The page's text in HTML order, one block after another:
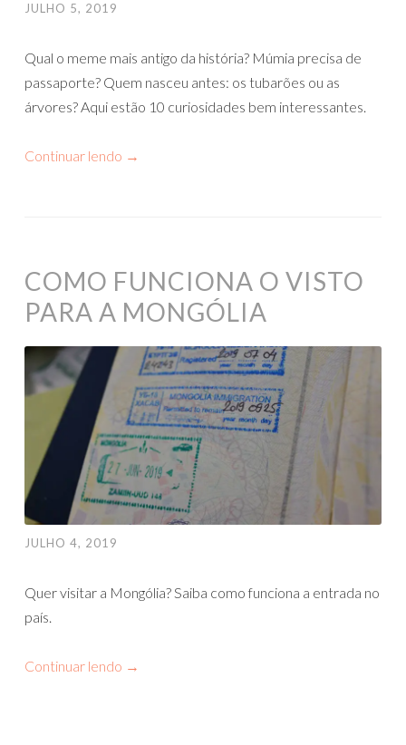
JULHO 5, 2019
Qual o meme mais antigo da história? Múmia precisa de
passaporte? Quem nasceu antes: os tubarões ou as
árvores? Aqui estão 10 curiosidades bem interessantes.
Continuar lendo →
COMO FUNCIONA O VISTO
PARA A MONGÓLIA
JULHO 4, 2019
Quer visitar a Mongólia? Saiba como funciona a entrada no
país.
Continuar lendo →